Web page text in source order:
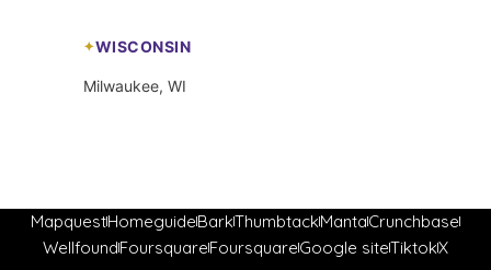
WISCONSIN
Milwaukee, WI
MapquestHomeguideBarkThumbtackMantaCrunchbase
WellfoundFoursquareFoursquareGoogle siteTiktokX